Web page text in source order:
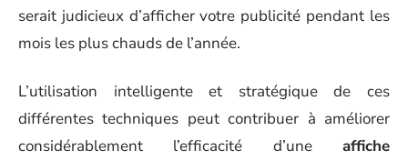
serait judicieux d’afficher votre publicité pendant les
mois les plus chauds de l’année.
L’utilisation intelligente et stratégique de ces
différentes techniques peut contribuer à améliorer
considérablement l’efficacité d’une affiche